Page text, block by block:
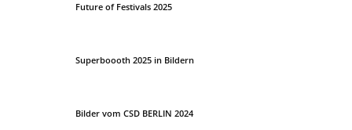
Future of Festivals 2025
Superboooth 2025 in Bildern
Bilder vom CSD BERLIN 2024